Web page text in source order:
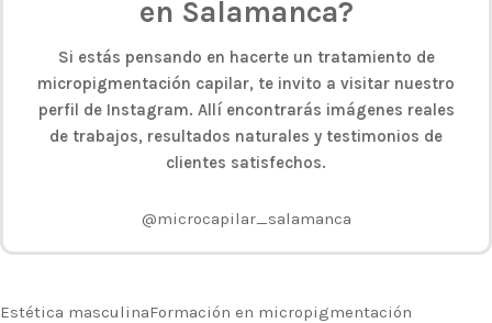
en Salamanca?
Si estás pensando en hacerte un tratamiento de
micropigmentación capilar, te invito a visitar nuestro
perfil de Instagram. Allí encontrarás imágenes reales
de trabajos, resultados naturales y testimonios de
clientes satisfechos.
@microcapilar_salamanca
Estética masculinaFormación en micropigmentación